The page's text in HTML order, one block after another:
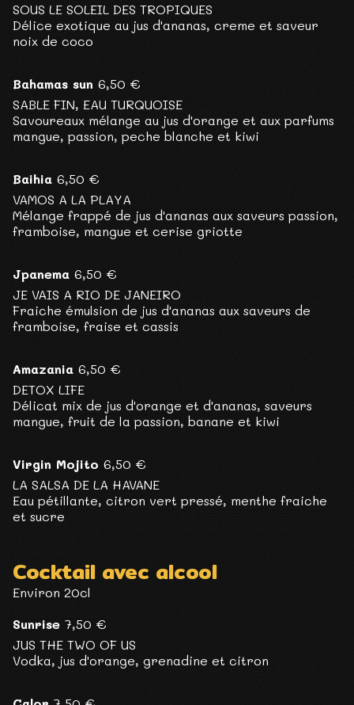
SOUS LE SOLEIL DES TROPIQUES
Délice exotique au jus d'ananas, creme et saveur
noix de coco
Bahamas sun 6,50 €
SABLE FIN, EAU TURQUOISE
Savoureaux mélange au jus d'orange et aux parfums
mangue, passion, peche blanche et kiwi
Baihia 6,50 €
VAMOS A LA PLAYA
Mélange frappé de jus d'ananas aux saveurs passion,
framboise, mangue et cerise griotte
Jpanema 6,50 €
JE VAIS A RIO DE JANEIRO
Fraiche émulsion de jus d'ananas aux saveurs de
framboise, fraise et cassis
Amazania 6,50 €
DETOX LIFE
Délicat mix de jus d'orange et d'ananas, saveurs
mangue, fruit de la passion, banane et kiwi
Virgin Mojito 6,50 €
LA SALSA DE LA HAVANE
Eau pétillante, citron vert pressé, menthe fraiche
et sucre
Cocktail avec alcool
Environ 20cl
Sunrise 7,50 €
JUS THE TWO OF US
Vodka, jus d'orange, grenadine et citron